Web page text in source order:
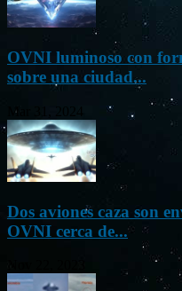
OVNI luminoso con
sobre una ciudad...
Mar 31, 2024
Dos aviones caza son
OVNI cerca de...